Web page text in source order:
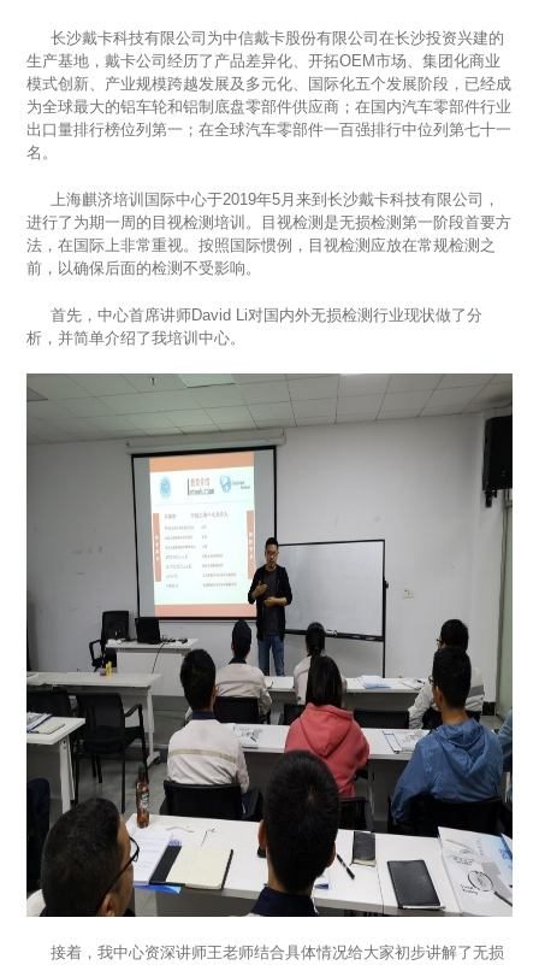
长沙戴卡科技有限公司为中信戴卡股份有限公司在长沙投资兴建的
生产基地，戴卡公司经历了产品差异化、开拓OEM市场、集团化商业
模式创新、产业规模跨越发展及多元化、国际化五个发展阶段，已经成
为全球最大的铝车轮和铝制底盘零部件供应商；在国内汽车零部件行业
出口量排行榜位列第一；在全球汽车零部件一百强排行中位列第七十一
名。
上海麒济培训国际中心于2019年5月来到长沙戴卡科技有限公司，
进行了为期一周的目视检测培训。目视检测是无损检测第一阶段首要方
法，在国际上非常重视。按照国际惯例，目视检测应放在常规检测之
前，以确保后面的检测不受影响。
首先，中心首席讲师David Li对国内外无损检测行业现状做了分
析，并简单介绍了我培训中心。
接着，我中心资深讲师王老师结合具体情况给大家初步讲解了无损